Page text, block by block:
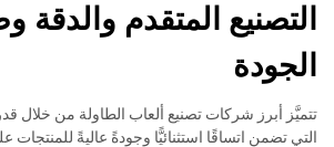
التصنيع المتقدم والدقة
الجودة
تتميَّز أبرز شركات تصنيع ألعاب الطاولة من خلال
التي تضمن اتساقًا استثنائيًّا وجودةً عاليةً للمنتجات